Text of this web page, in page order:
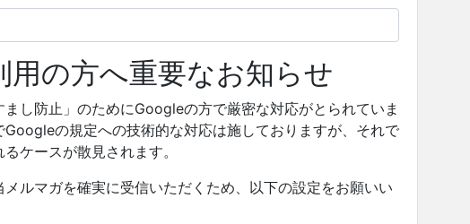
用の方へ重要なお知らせ
し防止」のためにGoogleの方で厳密な対応がとられていま
の規定への技術的な対応は施しておりますが、それで
ケースが散見されます。
ルマガを確実に受信いただくため、以下の設定をお願いい